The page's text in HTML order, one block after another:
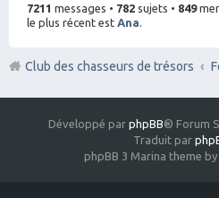
7211 messages • 782 sujets • 849
le plus récent est Ana
Club des chasseurs de trésors
Développé par phpBB® Forum
Traduit par
phpBB 3 Marina theme by